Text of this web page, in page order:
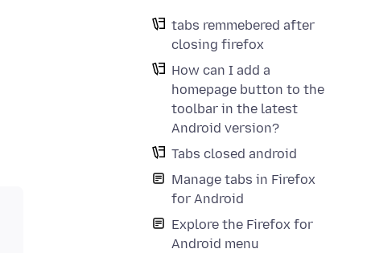
tabs remmebered after
closing firefox
How can I add a
homepage button to the
toolbar in the latest
Android version?
Tabs closed android
Manage tabs in Firefox
for Android
Explore the Firefox for
Android menu